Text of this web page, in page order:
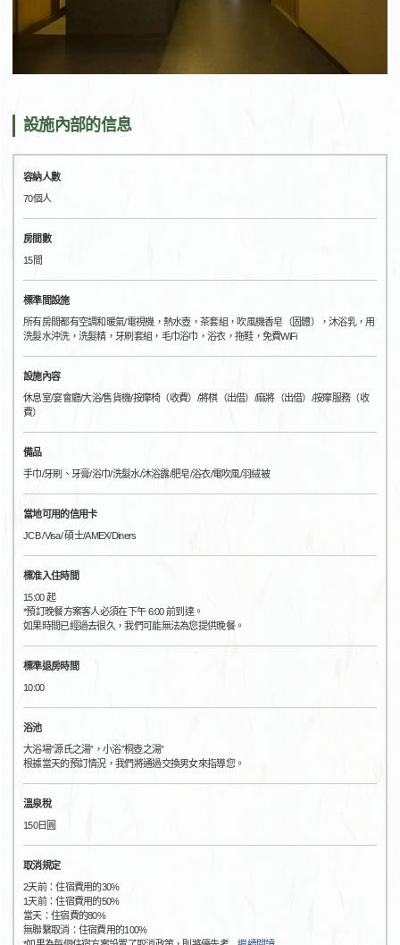
設施內部的信息
容納人數
70個人
房間數
15間
標準間設施
所有房間都有空調和暖氣/電視機，熱水壺，茶套組，吹風機香皂（固體），沐浴乳，用
洗髮水沖洗，洗髮精，牙刷套組，毛巾浴巾，浴衣，拖鞋，免費WiFi
設施內容
休息室/宴會廳/大浴/售貨機/按摩椅（收費）/將棋（出借）/麻將（出借）/按摩服務（收
費）
備品
手巾/牙刷、牙膏/浴巾/洗髮水/沐浴露/肥皂/浴衣/電吹風/羽絨被
當地可用的信用卡
JCB /Visa/ 碩士/AMEX/Diners
標准入住時間
15:00 起
*預訂晚餐方案客人必須在下午 6:00 前到達。
如果時間已經過去很久，我們可能無法為您提供晚餐。
標準退房時間
10:00
浴池
大浴場”源氏之湯”，小浴”桐壺之湯”
根據當天的預訂情況，我們將通過交換男女來指導您。
溫泉稅
150日圓
取消規定
2天前：住宿費用的30%
1天前：住宿費用的50%
當天：住宿費的80%
無聯繫取消：住宿費用的100%